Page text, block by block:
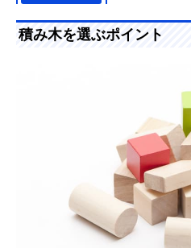
ピープル お米のど
うぶつつみき いろ
Amazonで見る
アガツマ ピノチオ
アンパンマン 天才
脳筒入りつみ木
エド・インター 音
いっぱいつみき
積み木を選ぶポイント